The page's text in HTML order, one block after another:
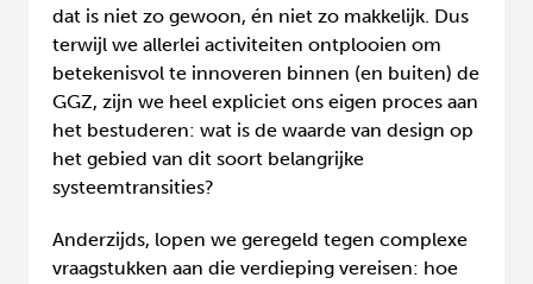
dat is niet zo gewoon, én niet zo makkelijk. Dus
terwijl we allerlei activiteiten ontplooien om
betekenisvol te innoveren binnen (en buiten) de
GGZ, zijn we heel expliciet ons eigen proces aan
het bestuderen: wat is de waarde van design op
het gebied van dit soort belangrijke
systeemtransities?
Anderzijds, lopen we geregeld tegen complexe
vraagstukken aan die verdieping vereisen: hoe